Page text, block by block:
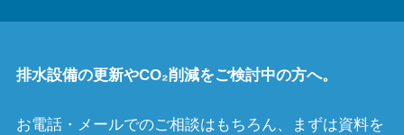
排水設備の更新やCO₂削減をご検討中の方へ。
お電話・メールでのご相談はもちろん、まずは資料を